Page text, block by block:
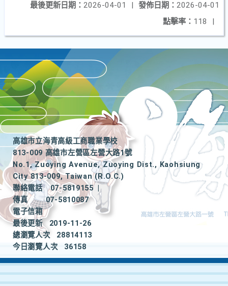
發佈日期： 2026-04-01
最後更新日期： 2026-04-01
|
點擊率： 118 |
高雄市立海青高級工商職業學校
813-009 高雄市左營區左營大路1號
No.1, Zuoying Avenue, Zuoying Dist., Kaohsiung
City 813-009, Taiwan (R.O.C.)
聯絡電話
07-5819155
|
傳真
07-5810087
電子信箱
最後更新
2019-11-26
總瀏覽人次
28814113
今日瀏覽人次
36158